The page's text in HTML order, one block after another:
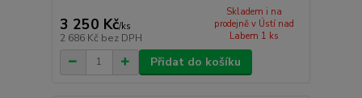
3 250 Kč/ks
2 686 Kč bez DPH
Skladem i na
prodejně v Ústí nad
Labem 1 ks
Přidat do košíku